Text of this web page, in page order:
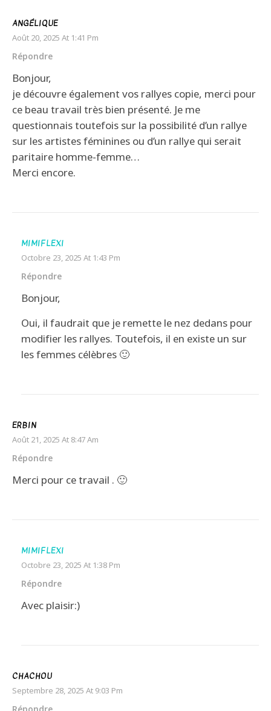
ANGÉLIQUE
Août 20, 2025 At 1:41 Pm
Répondre
Bonjour,
je découvre également vos rallyes copie, merci pour
ce beau travail très bien présenté. Je me
questionnais toutefois sur la possibilité d’un rallye
sur les artistes féminines ou d’un rallye qui serait
paritaire homme-femme…
Merci encore.
MIMIFLEXI
Octobre 23, 2025 At 1:43 Pm
Répondre
Bonjour,
Oui, il faudrait que je remette le nez dedans pour
modifier les rallyes. Toutefois, il en existe un sur
les femmes célèbres 🙂
ERBIN
Août 21, 2025 At 8:47 Am
Répondre
Merci pour ce travail . 🙂
MIMIFLEXI
Octobre 23, 2025 At 1:38 Pm
Répondre
Avec plaisir:)
CHACHOU
Septembre 28, 2025 At 9:03 Pm